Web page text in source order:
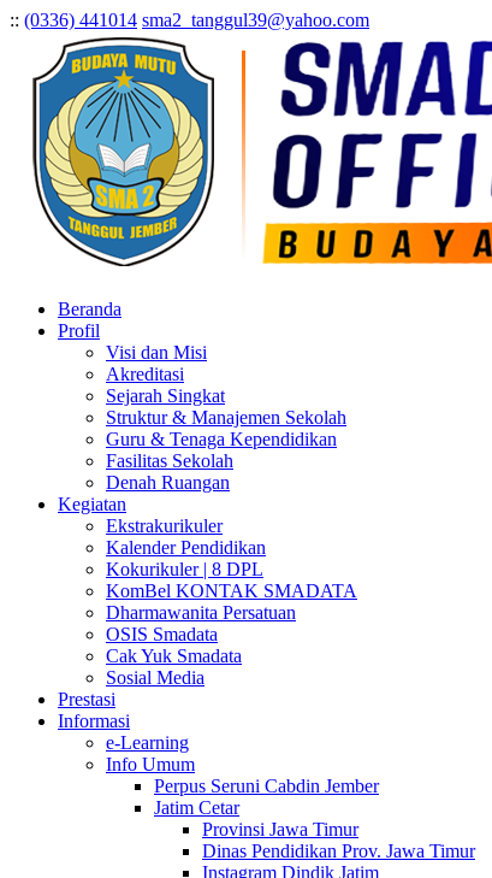
:: (0336) 441014 sma2_tanggul39@yahoo.com
Beranda
Profil
Visi dan Misi
Akreditasi
Sejarah Singkat
Struktur & Manajemen Sekolah
Guru & Tenaga Kependidikan
Fasilitas Sekolah
Denah Ruangan
Kegiatan
Ekstrakurikuler
Kalender Pendidikan
Kokurikuler | 8 DPL
KomBel KONTAK SMADATA
Dharmawanita Persatuan
OSIS Smadata
Cak Yuk Smadata
Sosial Media
Prestasi
Informasi
e-Learning
Info Umum
Perpus Seruni Cabdin Jember
Jatim Cetar
Provinsi Jawa Timur
Dinas Pendidikan Prov. Jawa Timur
Instagram Dindik Jatim